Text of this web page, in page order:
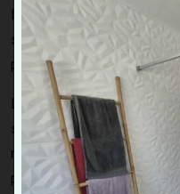
l’évacuation normale
surchauffe, des
prématurée de votre
Le ramonage régulier
stable et efficace. Il
noires et les pannes
plupart des cas,le